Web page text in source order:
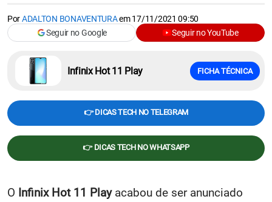
PorADALTON BONAVENTURAem17/11/2021 09:50
Seguir no Google
Seguir no YouTube
Infinix Hot 11 Play FICHA TÉCNICA
👉 DICAS TECH NO TELEGRAM
👉 DICAS TECH NO WHATSAPP
O Infinix Hot 11 Playacabou de ser anunciado